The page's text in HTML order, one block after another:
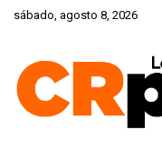
Skipsábado, agosto 8, 2026